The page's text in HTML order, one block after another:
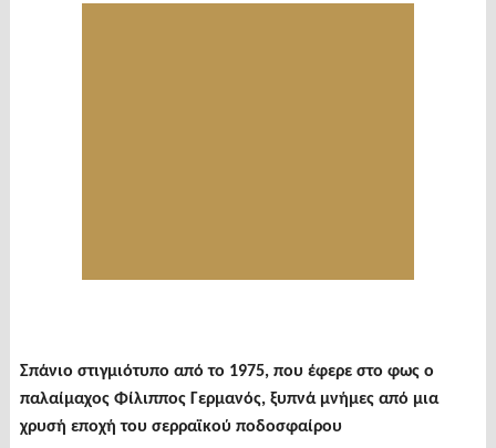
Σπάνιο στιγμιότυπο από το 1975, που έφερε στο φως ο
παλαίμαχος Φίλιππος Γερμανός, ξυπνά μνήμες από μια
χρυσή εποχή του σερραϊκού ποδοσφαίρου